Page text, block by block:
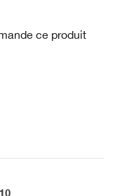
ce produit